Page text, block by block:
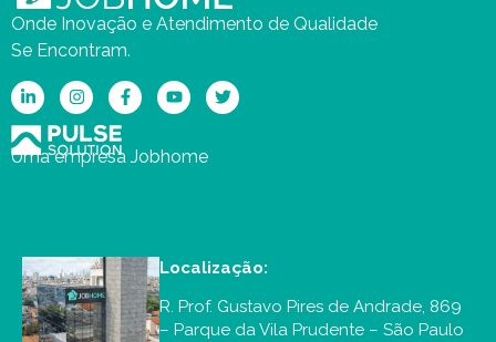
Onde Inovação e Atendimento de Qualidade
Se Encontram.
Uma empresa Jobhome
Localização:
R. Prof. Gustavo Pires de Andrade, 869
– Parque da Vila Prudente – São Paulo